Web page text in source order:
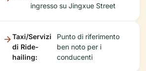
ingresso su Jingxue Street
Taxi/Servizi
di Ride-
hailing:
Punto di riferimento
ben noto per i
conducenti